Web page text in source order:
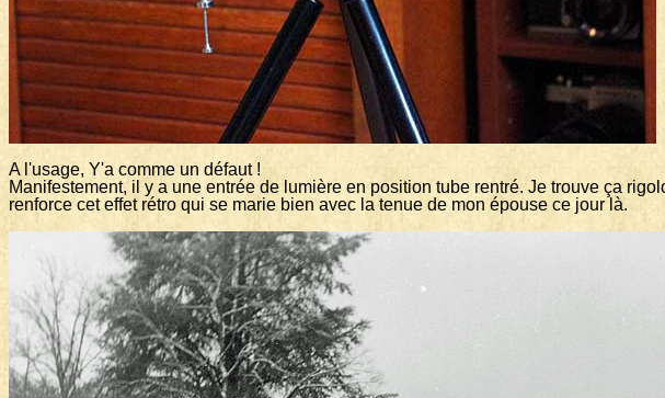
A l'usage, Y'a comme un défaut !
Manifestement, il y a une entrée de lumière en position tube rentré. Je trouve ça
renforce cet effet rétro qui se marie bien avec la tenue de mon épouse ce jour là.